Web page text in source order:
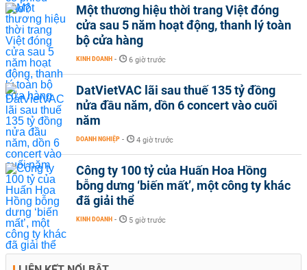
Một thương hiệu thời trang Việt đóng
cửa sau 5 năm hoạt động, thanh lý toàn
bộ cửa hàng
KINH DOANH - 6 giờ trước
DatVietVAC lãi sau thuế 135 tỷ đồng
nửa đầu năm, dồn 6 concert vào cuối
năm
DOANH NGHIỆP - 4 giờ trước
Công ty 100 tỷ của Huấn Hoa Hồng
bỗng dưng ‘biến mất’, một công ty khác
đã giải thể
KINH DOANH - 5 giờ trước